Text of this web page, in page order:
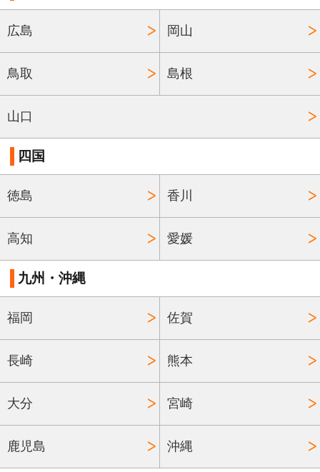
広島 岡山
鳥取 島根
山口
四国
徳島 香川
高知 愛媛
九州・沖縄
福岡 佐賀
長崎 熊本
大分 宮崎
鹿児島 沖縄